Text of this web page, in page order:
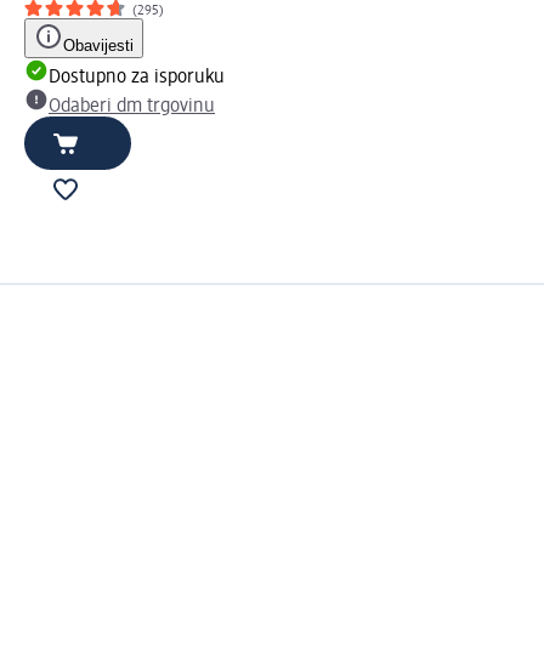
(295)
Obavijesti
Dostupno za isporuku
Odaberi dm trgovinu